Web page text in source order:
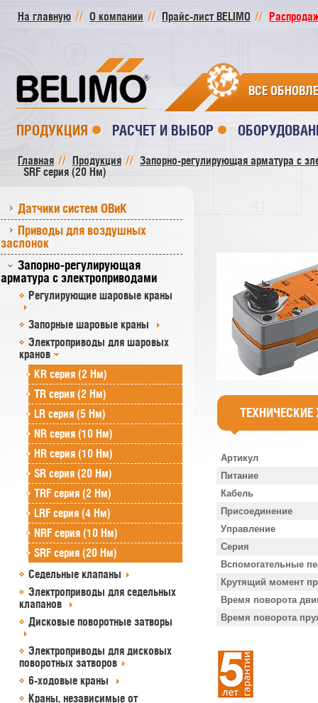
На главную О компании Прайс-лист BELIMO
ВСЕ
ПРОДУКЦИЯ РАСЧЕТ И ВЫБОР
Главная Продукция
Запорно-регулирующая арматура с
SRF серия (20 Нм)
Датчики систем ОВиК
Приводы для воздушных
заслонок
Запорно-регулирующая
арматура с электроприводами
Регулирующие шаровые краны
Запорные шаровые краны
Электроприводы для шаровых
кранов
KR серия (2 Нм)
TR серия (2 Нм)
LR серия (5 Нм)
NR серия (10 Нм)
HR серия (10 Нм)
SR серия (20 Нм)
TRF серия (2 Нм)
LRF серия (4 Нм)
NRF серия (10 Нм)
SRF серия (20 Нм)
Седельные клапаны
Электроприводы для седельных
клапанов
Дисковые поворотные затворы
Электроприводы для дисковых
поворотных затворов
6-ходовые краны
Краны, независимые от
Артикул
Питание
Кабель
Присоединение
Управление
Серия
Вспомогательные
Крутящий момент
Время поворота
Время поворота